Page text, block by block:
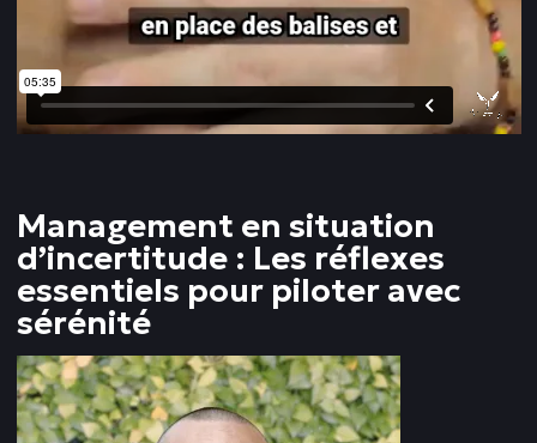
Management en situation
d’incertitude : Les réflexes
essentiels pour piloter avec
sérénité